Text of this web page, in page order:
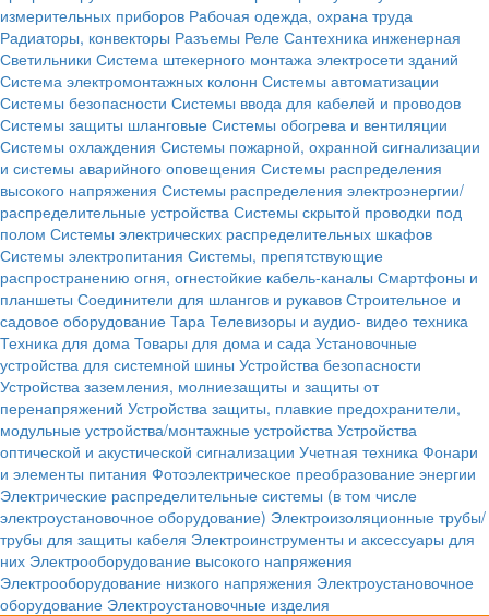
измерительных приборов Рабочая одежда, охрана труда
Радиаторы, конвекторы Разъемы Реле Сантехника инженерная
Светильники Система штекерного монтажа электросети зданий
Система электромонтажных колонн Системы автоматизации
Системы безопасности Системы ввода для кабелей и проводов
Системы защиты шланговые Системы обогрева и вентиляции
Системы охлаждения Системы пожарной, охранной сигнализации
и системы аварийного оповещения Системы распределения
высокого напряжения Системы распределения электроэнергии/
распределительные устройства Системы скрытой проводки под
полом Системы электрических распределительных шкафов
Системы электропитания Системы, препятствующие
распространению огня, огнестойкие кабель-каналы Смартфоны и
планшеты Соединители для шлангов и рукавов Строительное и
садовое оборудование Тара Телевизоры и аудио- видео техника
Техника для дома Товары для дома и сада Установочные
устройства для системной шины Устройства безопасности
Устройства заземления, молниезащиты и защиты от
перенапряжений Устройства защиты, плавкие предохранители,
модульные устройства/монтажные устройства Устройства
оптической и акустической сигнализации Учетная техника Фонари
и элементы питания Фотоэлектрическое преобразование энергии
Электрические распределительные системы (в том числе
электроустановочное оборудование) Электроизоляционные трубы/
трубы для защиты кабеля Электроинструменты и аксессуары для
них Электрооборудование высокого напряжения
Электрооборудование низкого напряжения Электроустановочное
оборудование Электроустановочные изделия